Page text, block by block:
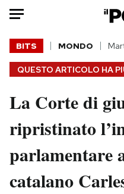
HOME
Italia
Politica
Tecnologia
Scienza
QUESTO ARTICOLO HA
BITS MONDO
La Corte di
ripristinato
parlamentare
catalano